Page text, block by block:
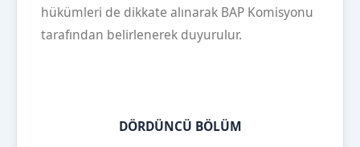
hükümleri de dikkate alınarak BAP Komisyonu
tarafından belirlenerek duyurulur.
DÖRDÜNCÜ BÖLÜM